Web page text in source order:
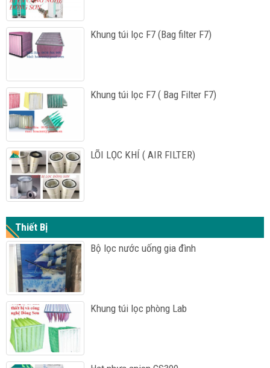
Khung túi lọc F7 (Bag filter F7)
Khung túi lọc F7 ( Bag Filter F7)
LÕI LỌC KHÍ ( AIR FILTER)
Thiết Bị
Bộ lọc nước uống gia đình
Khung túi lọc phòng Lab